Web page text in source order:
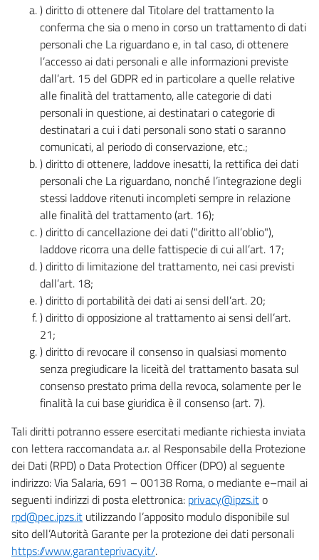
) diritto di ottenere dal Titolare del trattamento la
conferma che sia o meno in corso un trattamento di dati
personali che La riguardano e, in tal caso, di ottenere
l’accesso ai dati personali e alle informazioni previste
dall’art. 15 del GDPR ed in particolare a quelle relative
alle finalità del trattamento, alle categorie di dati
personali in questione, ai destinatari o categorie di
destinatari a cui i dati personali sono stati o saranno
comunicati, al periodo di conservazione, etc.;
) diritto di ottenere, laddove inesatti, la rettifica dei dati
personali che La riguardano, nonché l’integrazione degli
stessi laddove ritenuti incompleti sempre in relazione
alle finalità del trattamento (art. 16);
) diritto di cancellazione dei dati ("diritto all’oblio"),
laddove ricorra una delle fattispecie di cui all’art. 17;
) diritto di limitazione del trattamento, nei casi previsti
dall’art. 18;
) diritto di portabilità dei dati ai sensi dell’art. 20;
) diritto di opposizione al trattamento ai sensi dell’art.
21;
) diritto di revocare il consenso in qualsiasi momento
senza pregiudicare la liceità del trattamento basata sul
consenso prestato prima della revoca, solamente per le
finalità la cui base giuridica è il consenso (art. 7).
Tali diritti potranno essere esercitati mediante richiesta inviata
con lettera raccomandata a.r. al Responsabile della Protezione
dei Dati (RPD) o Data Protection Officer (DPO) al seguente
indirizzo: Via Salaria, 691 – 00138 Roma, o mediante e–mail ai
seguenti indirizzi di posta elettronica: privacy@ipzs.ito
rpd@pec.ipzs.it utilizzando l’apposito modulo disponibile sul
sito dell’Autorità Garante per la protezione dei dati personali
https://www.garanteprivacy.it/.